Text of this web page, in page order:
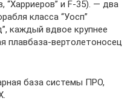
“Харриеров” и F-35). — два
класса “Уосп”
каждый вдвое крупнее
плавбаза-вертолетоносец
база системы ПРО,